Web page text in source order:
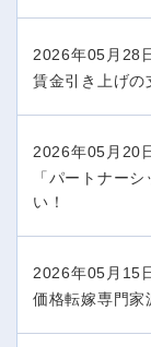
2026年05月28
賃金引き上げの
2026年05月20
「パートナー
い！
2026年05月15
価格転嫁専門家